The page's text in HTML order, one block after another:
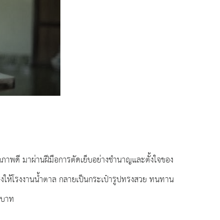
พดี มาผ่านฝีมือการตัดเย็บอย่างชำนาญและตั้งใจของ
โรงงานน้ำตาล กลายเป็นกระเป๋ารูปทรงสวย ทนทาน
าท